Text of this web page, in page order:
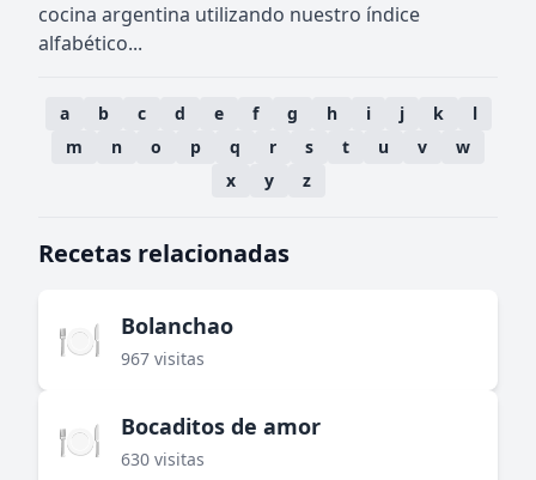
cocina argentina utilizando nuestro índice
alfabético...
a b c d e f g h i j k
l
m
n o p q r s t u v
w
x
y z
Recetas relacionadas
🍽️ Bolanchao
967 visitas
🍽️ Bocaditos de amor
630 visitas